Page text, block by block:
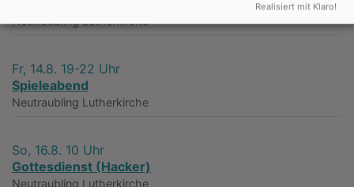
Neutraubling Lutherkirche
Fr, 14.8. 19-22 Uhr
Spieleabend
Neutraubling Lutherkirche
So, 16.8. 10 Uhr
Gottesdienst (Hacker)
Neutraubling Lutherkirche
Realisiert mit Klaro!